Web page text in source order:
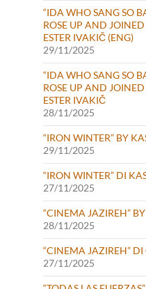
“IDA WHO SANG SO
ROSE UP AND
ESTER IVAKIČ (ENG)
29/11/2025
“IDA WHO SANG SO
ROSE UP AND
ESTER IVAKIČ
28/11/2025
“IRON WINTER” BY
29/11/2025
“IRON WINTER” DI
27/11/2025
“CINEMA JAZIREH”
28/11/2025
“CINEMA JAZIREH”
27/11/2025